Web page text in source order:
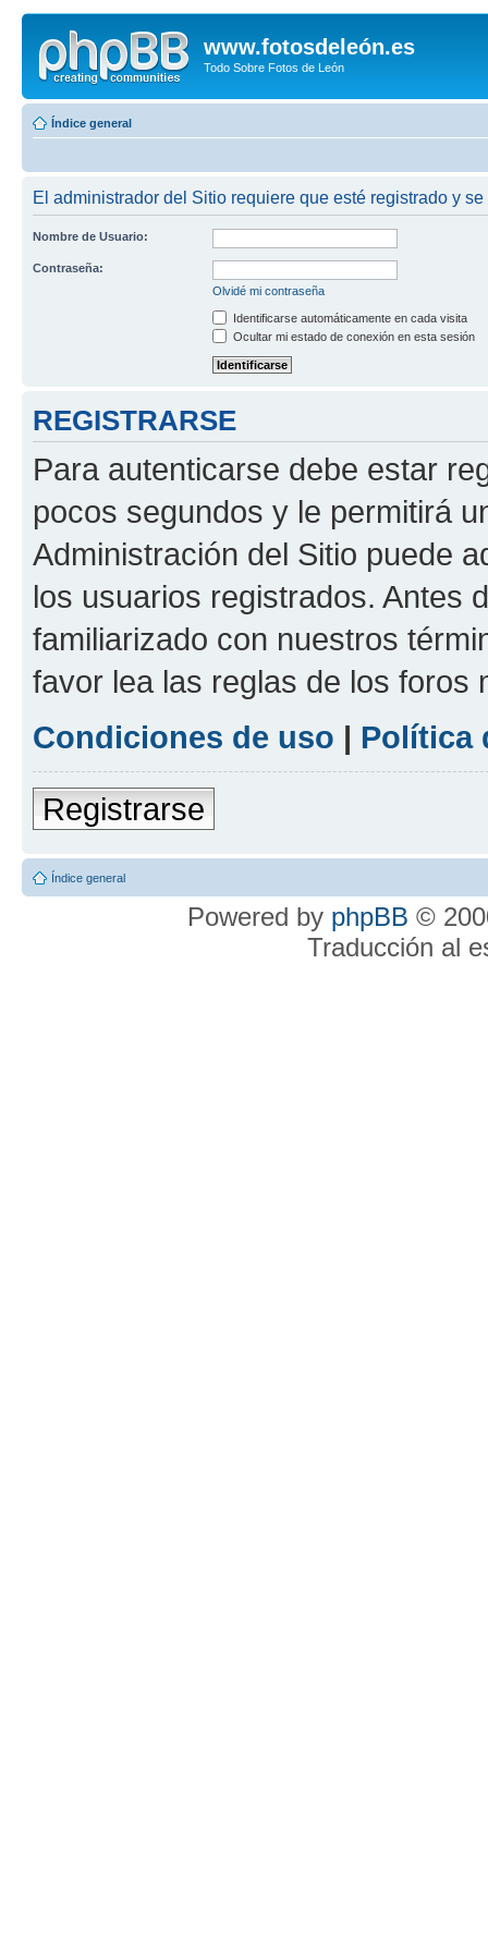
www.fotosdeleón.es
Todo Sobre Fotos de León
Índice general
El administrador del Sitio requiere que esté registrado y
Nombre de Usuario:
Contraseña:
Olvidé mi contraseña
Identificarse automáticamente en cada visita
Ocultar mi estado de conexión en esta sesión
REGISTRARSE
Para autenticarse debe estar
pocos segundos y le permitirá
Administración del Sitio puede
los usuarios registrados. Antes
familiarizado con nuestros
favor lea las reglas de los foros
Condiciones de uso | Política
Registrarse
Índice general
Powered by phpBB ©
Traducción al